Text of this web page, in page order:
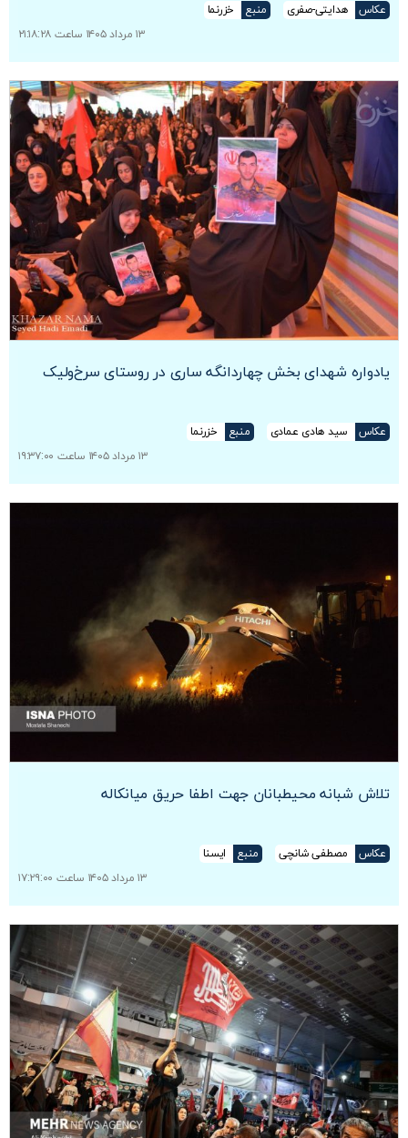
عکاس هدایتی-صفری منبع
خزرنما
۱۳ مرداد ۱۴۰۵ ساعت ۲۱:۱۸:۲۸
یادواره شهدای بخش چهاردانگه ساری در روستای سرخ‌ولیک
عکاس سید هادی عمادی منبع
خزرنما
۱۳ مرداد ۱۴۰۵ ساعت ۱۹:۳۷:۰۰
تلاش شبانه محیطبانان جهت اطفا حریق میانکاله
عکاس مصطفی شانچی منبع
ایسنا
۱۳ مرداد ۱۴۰۵ ساعت ۱۷:۲۹:۰۰